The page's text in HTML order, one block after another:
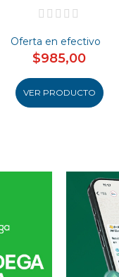
Oferta en efectivo
$985,00
VER PRODUCTO